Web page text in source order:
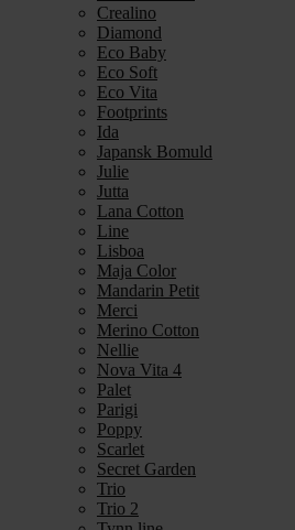
Crealino
Diamond
Eco Baby
Eco Soft
Eco Vita
Footprints
Ida
Japansk Bomuld
Julie
Jutta
Lana Cotton
Line
Lisboa
Maja Color
Mandarin Petit
Merci
Merino Cotton
Nellie
Nova Vita 4
Palet
Parigi
Poppy
Scarlet
Secret Garden
Trio
Trio 2